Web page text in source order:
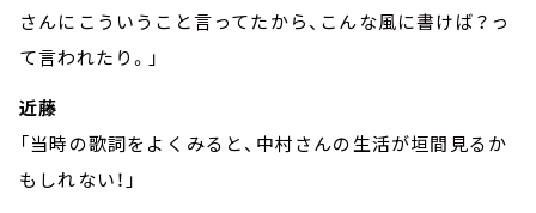
さんにこういうこと言ってたから、こんな風に書けば？っ
て言われたり。」
近藤
「当時の歌詞をよくみると、中村さんの生活が垣間見るか
もしれない！」